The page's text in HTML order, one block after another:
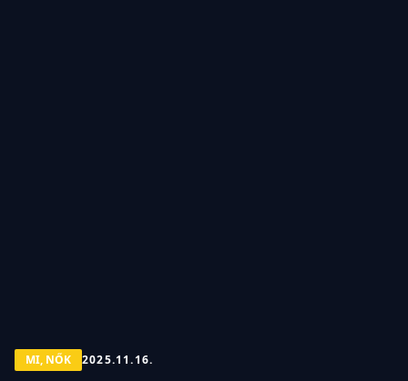
MI, NŐK 2025.11.16.